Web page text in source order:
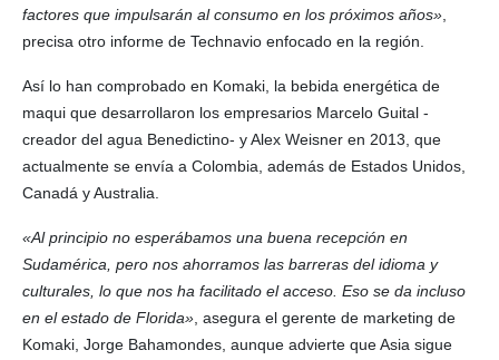
factores que impulsarán al consumo en los próximos años»
precisa otro informe de Technavio enfocado en la región.
Así lo han comprobado en Komaki, la bebida energética de
maqui que desarrollaron los empresarios Marcelo Guital -
creador del agua Benedictino- y Alex Weisner en 2013, que
actualmente se envía a Colombia, además de Estados Unidos,
Canadá y Australia.
«Al principio no esperábamos una buena recepción en
Sudamérica, pero nos ahorramos las barreras del idioma y
culturales, lo que nos ha facilitado el acceso. Eso se da incluso
en el estado de Florida» , asegura el gerente de marketing de
Komaki, Jorge Bahamondes, aunque advierte que Asia sigue